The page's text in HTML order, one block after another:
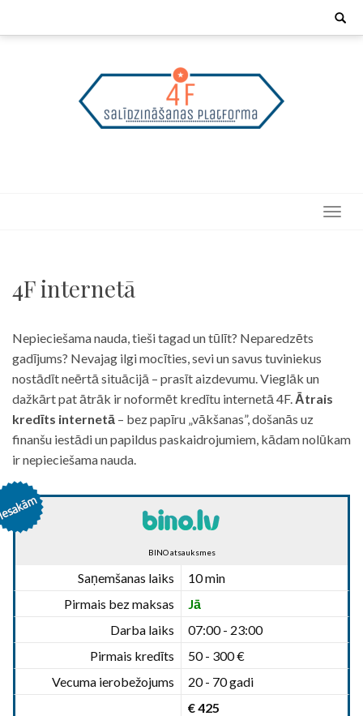
Search
4F internetā
Nepieciešama nauda, tieši tagad un tūlīt? Neparedzēts
gadījums? Nevajag ilgi mocīties, sevi un savus tuviniekus
nostādīt neērtā situācijā – prasīt aizdevumu. Vieglāk un
dažkārt pat ātrāk ir noformēt kredītu internetā 4F. Ātrais
kredīts internetā – bez papīru „vākšanas”, došanās uz
finanšu iestādi un papildus paskaidrojumiem, kādam nolūkam
ir nepieciešama nauda.
BINO atsauksmes
Saņemšanas laiks
10 min
Pirmais bez maksas
Jā
Darba laiks
07:00 - 23:00
Pirmais kredīts
50 - 300 €
Vecuma ierobežojums
20 - 70 gadi
€ 425